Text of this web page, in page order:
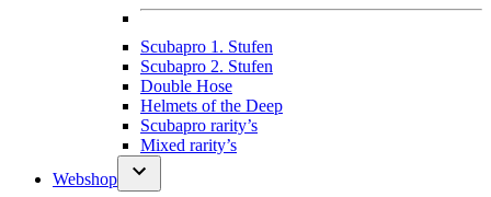
Scubapro 1. Stufen
Scubapro 2. Stufen
Double Hose
Helmets of the Deep
Scubapro rarity’s
Mixed rarity’s
Webshop